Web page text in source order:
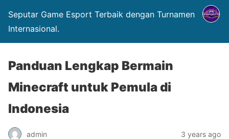
Seputar Game Esport Terbaik dengan Turnamen
Internasional.
Panduan Lengkap Bermain
Minecraft untuk Pemula di
Indonesia
admin 3 years ago